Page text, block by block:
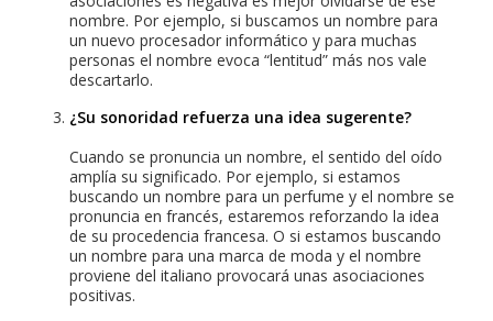
nombre. Por ejemplo, si buscamos un nombre para
un nuevo procesador informático y para muchas
personas el nombre evoca “lentitud” más nos vale
descartarlo.
¿Su sonoridad refuerza una idea sugerente?
Cuando se pronuncia un nombre, el sentido del oído
amplía su significado. Por ejemplo, si estamos
buscando un nombre para un perfume y el nombre se
pronuncia en francés, estaremos reforzando la idea
de su procedencia francesa. O si estamos buscando
un nombre para una marca de moda y el nombre
proviene del italiano provocará unas asociaciones
positivas.